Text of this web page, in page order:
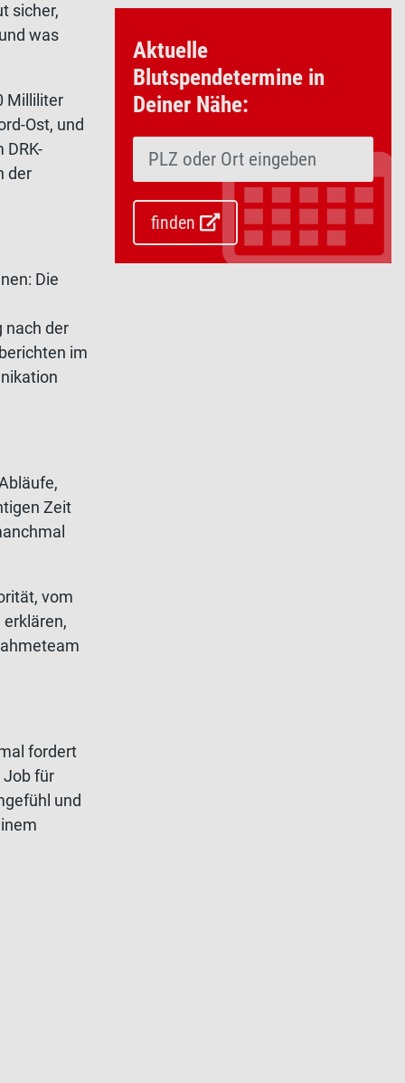
sicher,
was
Milliliter
Ost, und
der
Die
nach der
im
Zeit
vom
fordert
Job für
und
Aktuelle
Blutspendetermine in
Deiner Nähe:
finden